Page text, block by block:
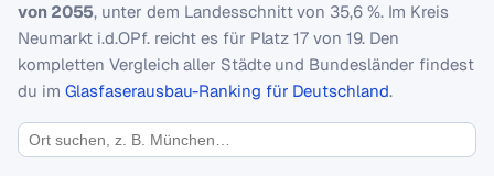
von 2055, unter dem Landesschnitt von 35,6 %. Im Kreis
Neumarkt i.d.OPf. reicht es für Platz 17 von 19. Den
kompletten Vergleich aller Städte und Bundesländer findest
du im Glasfaserausbau-Ranking für Deutschland.